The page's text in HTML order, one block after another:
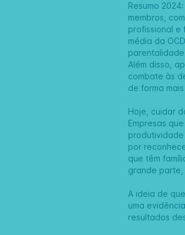
Resumo
membros,
profissional e
média da
Além disso,
combate às
de forma
Hoje, cuidar
Empresas
produtividade
por
que têm
grande parte,
A ideia de
uma
resultados